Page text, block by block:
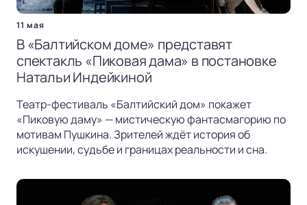
11 мая
В «Балтийском доме» представят
спектакль «Пиковая дама» в постановке
Натальи Индейкиной
Театр-фестиваль «Балтийский дом» покажет
«Пиковую даму» — мистическую фантасмагорию по
мотивам Пушкина. Зрителей ждёт история об
искушении, судьбе и границах реальности и сна.